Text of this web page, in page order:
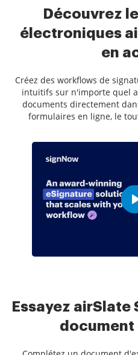
Découvrez
électroniques
en
Créez des workflows de
intuitifs sur n'importe quel
documents directement
formulaires en ligne, le
Essayez airSlate
document